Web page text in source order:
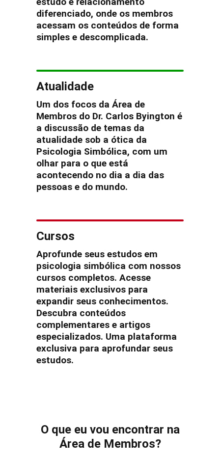
diferenciado, onde os membros
acessam os conteúdos de forma
simples e descomplicada.
Atualidade
Um dos focos da Área de
Membros do Dr. Carlos Byington é
a discussão de temas da
atualidade sob a ótica da
Psicologia Simbólica, com um
olhar para o que está
acontecendo no dia a dia das
pessoas e do mundo.
Cursos
Aprofunde seus estudos em
psicologia simbólica com nossos
cursos completos. Acesse
materiais exclusivos para
expandir seus conhecimentos.
Descubra conteúdos
complementares e artigos
especializados. Uma plataforma
exclusiva para aprofundar seus
estudos.
O que eu vou encontrar na
Área de Membros?